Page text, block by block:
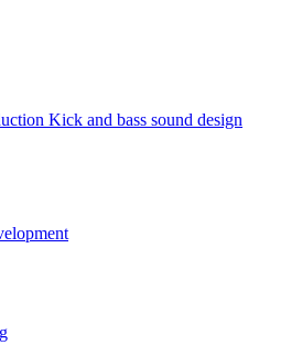
Kick and bass sound design